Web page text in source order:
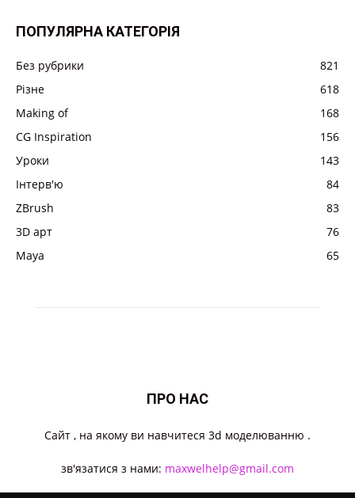
ПОПУЛЯРНА КАТЕГОРІЯ
Без рубрики
821
Різне
618
Making of
168
CG Inspiration
156
Уроки
143
Інтерв'ю
84
ZBrush
83
3D арт
76
Maya
65
ПРО НАС
Cайт , на якому ви навчитеся 3d моделюванню .
зв'язатися з нами: maxwelhelp@gmail.com